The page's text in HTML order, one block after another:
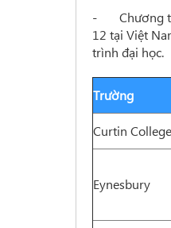
- Chương
12 tại Việt
trình đại học.
Trường
Curtin College
Eynesbury